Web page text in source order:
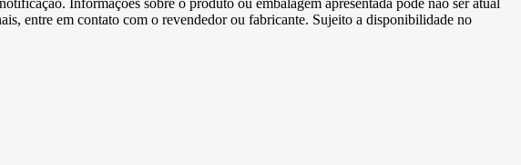
entre em contato com o revendedor ou fabricante. Sujeito a disponibilidade no